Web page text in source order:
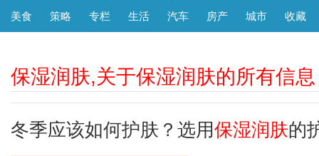
美食
策略 专栏 生活 汽车 房产 城市 收藏
保湿润肤,关于保湿润肤的所有信息
冬季应该如何护肤？选用保湿润肤的